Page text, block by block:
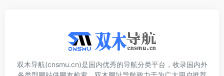
双木导航(cnsmu.cn)是国内优秀的导航分类平台，收录国内外